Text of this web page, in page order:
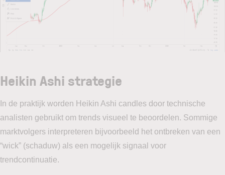
Heikin Ashi strategie
In de praktijk worden Heikin Ashi candles door technische
analisten gebruikt om trends visueel te beoordelen. Sommige
marktvolgers interpreteren bijvoorbeeld het ontbreken van een
“wick” (schaduw) als een mogelijk signaal voor
trendcontinuatie.